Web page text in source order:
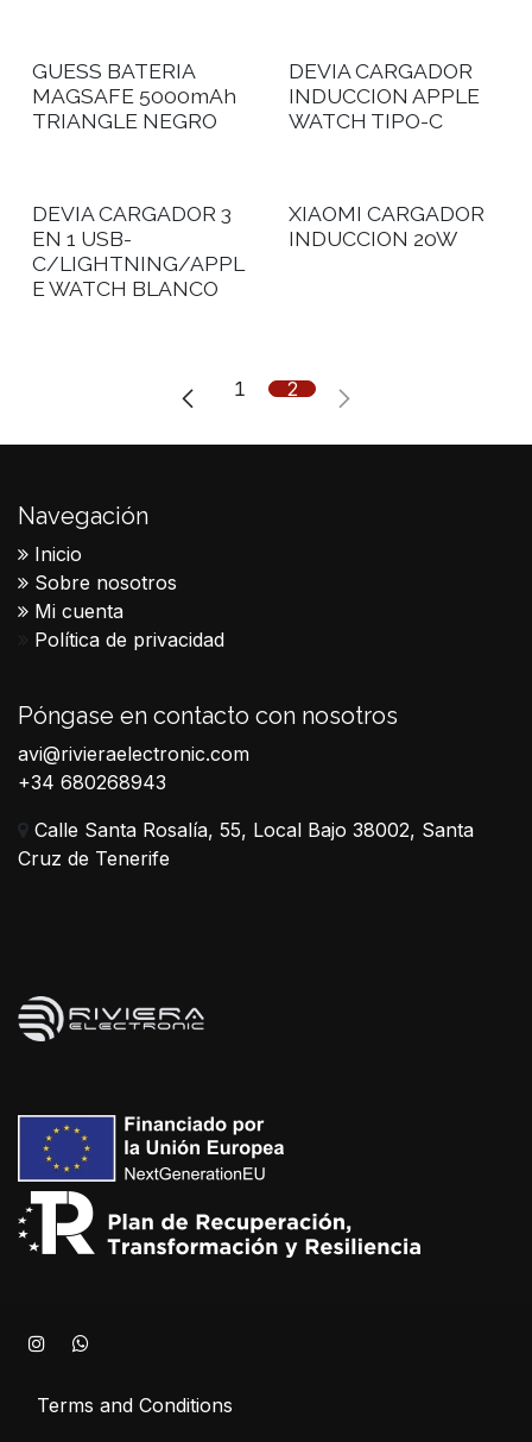
GUESS BATERIA
MAGSAFE 5000mAh
TRIANGLE NEGRO
DEVIA CARGADOR
INDUCCION APPLE
WATCH TIPO-C
DEVIA CARGADOR 3
EN 1 USB-
C/LIGHTNING/APPL
E WATCH BLANCO
XIAOMI CARGADOR
INDUCCION 20W
1 2
Navegación
Inicio
Sobre nosotros
Mi cuenta
Política de privacidad
Póngase en contacto con nosotros
avi@rivieraelectronic.com
+34 680268943
Calle Santa Rosalía, 55, Local Bajo 38002, Santa
Cruz de Tenerife
Terms and Conditions